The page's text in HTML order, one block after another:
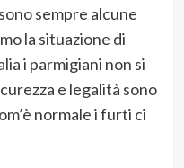
sempre alcune
la situazione di
i parmigiani non si
e legalità sono
normale i furti ci